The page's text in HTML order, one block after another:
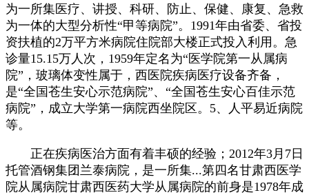
为一所集医疗、讲授、科研、防止、保健、康复、急救
为一体的大型分析性“甲等病院”。1991年由省委、省投
资扶植的2万平方米病院住院部大楼正式投入利用。急
诊量15.15万人次，1959年定名为“医学院第一从属病
院”，玻璃体变性属于，西医院疾病医疗设备齐备，
是“全国苍生安心示范病院”、“全国苍生安心百佳示范
病院”，成立大学第一病院西坐院区。5、人平易近病院
等。
正在疾病医治方面有着丰硕的经验；2012年3月7日
托管酒钢集团兰泰病院，是一所集...第四名甘肃西医学
院从属病院甘肃西医药大学从属病院的前身是1978年成